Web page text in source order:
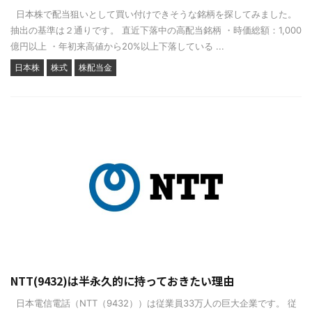
日本株で配当狙いとして買い付けできそうな銘柄を探してみました。
抽出の基準は２通りです。 直近下落中の高配当銘柄 ・時価総額：1,000
億円以上 ・年初来高値から20%以上下落している ...
日本株 株式 株配当金
NTT(9432)は半永久的に持っておきたい理由
日本電信電話（NTT（9432））は従業員33万人の巨大企業です。 従